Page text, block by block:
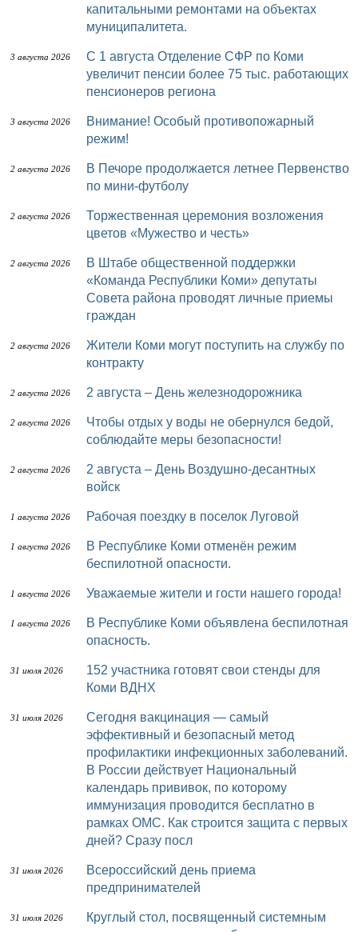
капитальными ремонтами на объектах
муниципалитета.
3 августа 2026
С 1 августа Отделение СФР по Коми
увеличит пенсии более 75 тыс. работающих
пенсионеров региона
3 августа 2026
Внимание! Особый противопожарный
режим!
2 августа 2026
В Печоре продолжается летнее Первенство
по мини-футболу
2 августа 2026
Торжественная церемония возложения
цветов «Мужество и честь»
2 августа 2026
В Штабе общественной поддержки
«Команда Республики Коми» депутаты
Совета района проводят личные приемы
граждан
2 августа 2026
Жители Коми могут поступить на службу по
контракту
2 августа 2026 2 августа – День железнодорожника
2 августа 2026
Чтобы отдых у воды не обернулся бедой,
соблюдайте меры безопасности!
2 августа 2026
2 августа – День Воздушно-десантных
войск
1 августа 2026 Рабочая поездку в поселок Луговой
1 августа 2026
В Республике Коми отменён режим
беспилотной опасности.
1 августа 2026 Уважаемые жители и гости нашего города!
1 августа 2026
В Республике Коми объявлена беспилотная
опасность.
31 июля 2026
152 участника готовят свои стенды для
Коми ВДНХ
31 июля 2026
Сегодня вакцинация — самый
эффективный и безопасный метод
профилактики инфекционных заболеваний.
В России действует Национальный
календарь прививок, по которому
иммунизация проводится бесплатно в
рамках ОМС. Как строится защита с первых
дней? Сразу посл
31 июля 2026
Всероссийский день приема
предпринимателей
31 июля 2026
Круглый стол, посвященный системным